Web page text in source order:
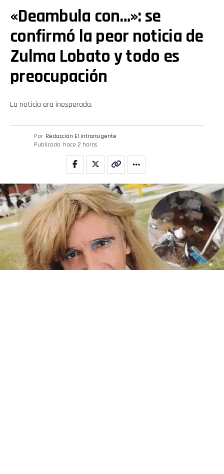
«Deambula con…»: se
confirmó la peor noticia de
Zulma Lobato y todo es
preocupación
La noticia era inesperada.
Por Redacción El intransigente
Publicado hace 2 horas